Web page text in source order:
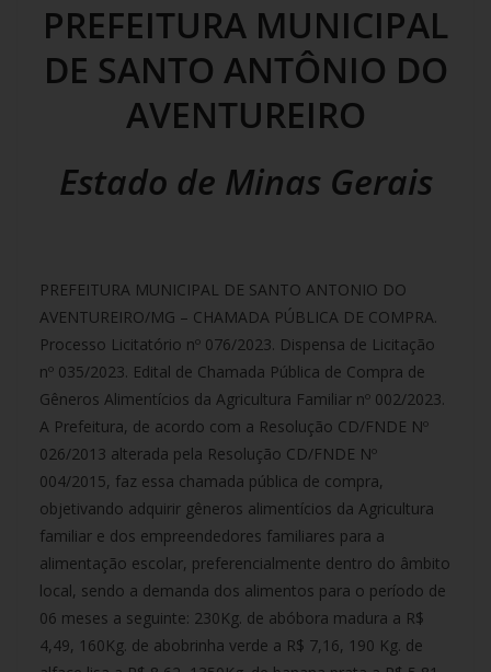
PREFEITURA MUNICIPAL
DE SANTO ANTÔNIO DO
AVENTUREIRO
Estado de Minas Gerais
PREFEITURA MUNICIPAL DE SANTO ANTONIO DO
AVENTUREIRO/MG – CHAMADA PÚBLICA DE COMPRA.
Processo Licitatório nº 076/2023. Dispensa de Licitação
nº 035/2023. Edital de Chamada Pública de Compra de
Gêneros Alimentícios da Agricultura Familiar nº 002/2023.
A Prefeitura, de acordo com a Resolução CD/FNDE Nº
026/2013 alterada pela Resolução CD/FNDE Nº
004/2015, faz essa chamada pública de compra,
objetivando adquirir gêneros alimentícios da Agricultura
familiar e dos empreendedores familiares para a
alimentação escolar, preferencialmente dentro do âmbito
local, sendo a demanda dos alimentos para o período de
06 meses a seguinte: 230Kg. de abóbora madura a R$
4,49, 160Kg. de abobrinha verde a R$ 7,16, 190 Kg. de